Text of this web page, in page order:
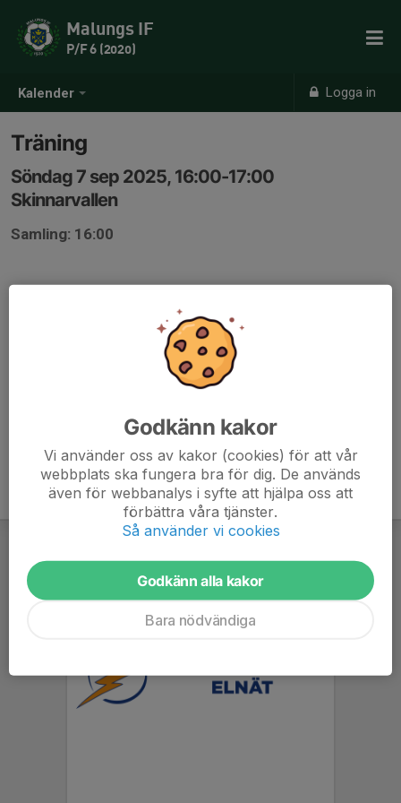
Kalender Logga in
Malungs IF
P/F 6 (2020)
Träning
Söndag 7 sep 2025, 16:00-17:00
Skinnarvallen
Samling: 16:00
Godkänn kakor
Vi använder oss av kakor (cookies) för att vår
webbplats ska fungera bra för dig. De används
även för webbanalys i syfte att hjälpa oss att
förbättra våra tjänster.
Så använder vi cookies
Godkänn alla kakor
Bara nödvändiga